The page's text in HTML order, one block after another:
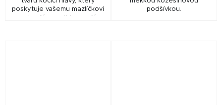
poskytuje vašemu mazlíčkovi
podšívkou.